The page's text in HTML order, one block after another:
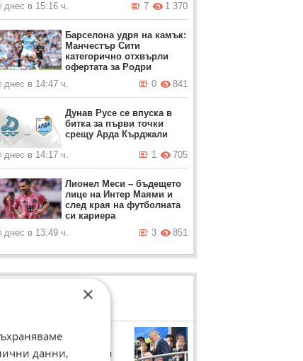
днес в 15:16 ч.
1 370
7
Барселона удря на камък:
Манчестър Сити
категорично отхвърли
офертата за Родри
днес в 14:47 ч.
841
0
Дунав Русе се впуска в
битка за първи точки
срещу Арда Кърджали
днес в 14:17 ч.
705
1
Лионел Меси – бъдещето
лице на Интер Маями и
след края на футболната
си кариера
днес в 13:49 ч.
851
3
ЛОВЦИ НА БИСЕРИ
Дешан
на Франция
×
данни,